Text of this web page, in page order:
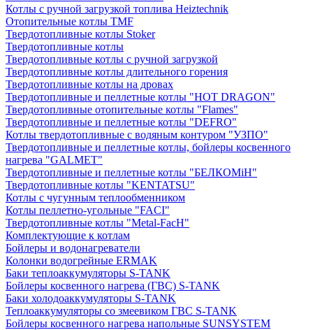
Котлы с ручной загрузкой топлива Heiztechnik
Отопительные котлы TMF
Твердотопливные котлы Stoker
Твердотопливные котлы
Твердотопливные котлы с ручной загрузкой
Твердотопливные котлы длительного горения
Твердотопливные котлы на дровах
Твердотопливные и пеллетные котлы "HOT DRAGON"
Твердотопливные отопительные котлы "Flames"
Твердотопливные и пеллетные котлы "DEFRO"
Котлы твердотопливные с водяным контуром "УЗПО"
Твердотопливные и пеллетные котлы, бойлеры косвенного
нагрева "GALMET"
Твердотопливные и пеллетные котлы "БЕЛКОМiН"
Твердотопливные котлы "KENTATSU"
Котлы с чугунным теплообменником
Котлы пеллетно-угольные "FACI"
Твердотопливные котлы "Metal-FacH"
Комплектующие к котлам
Бойлеры и водонагреватели
Колонки водогрейные ERMAK
Баки теплоаккумуляторы S-TANK
Бойлеры косвенного нагрева (ГВС) S-TANK
Баки холодоаккумуляторы S-TANK
Теплоаккумуляторы со змеевиком ГВС S-TANK
Бойлеры косвенного нагрева напольные SUNSYSTEM